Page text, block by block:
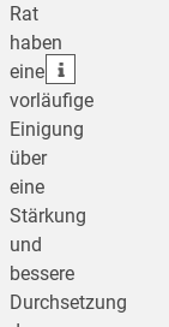
Rat
haben
eine
vorläufige
Einigung
über
eine
Stärkung
und
bessere
Durchsetzung
teilen